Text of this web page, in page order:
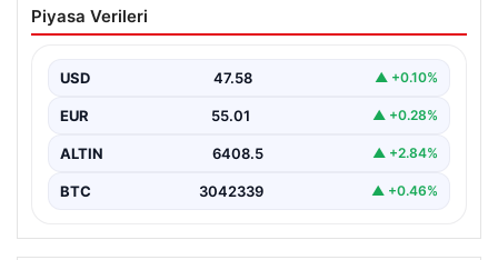
ikramiyeleri ne zaman yatacak?
emekli vatandaşın dikkati bayram ikramiyesi
ödemelerine çevrildi.…
Piyasa Verileri
USD 47.58 ▲ +0.10%
EUR 55.01 ▲ +0.28%
ALTIN 6408.5 ▲ +2.84%
BTC 3042339 ▲ +0.46%